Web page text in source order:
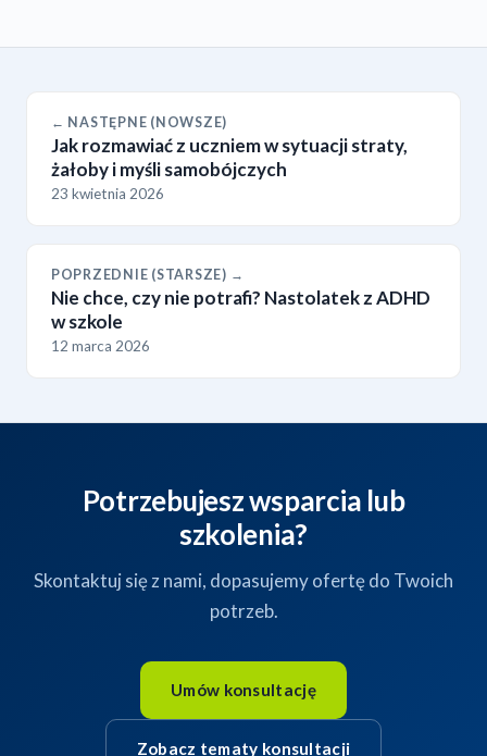
← NASTĘPNE (NOWSZE)
Jak rozmawiać z uczniem w sytuacji straty,
żałoby i myśli samobójczych
23 kwietnia 2026
POPRZEDNIE (STARSZE) →
Nie chce, czy nie potrafi? Nastolatek z ADHD
w szkole
12 marca 2026
Potrzebujesz wsparcia lub
szkolenia?
Skontaktuj się z nami, dopasujemy ofertę do Twoich
potrzeb.
Umów konsultację
Zobacz tematy konsultacji